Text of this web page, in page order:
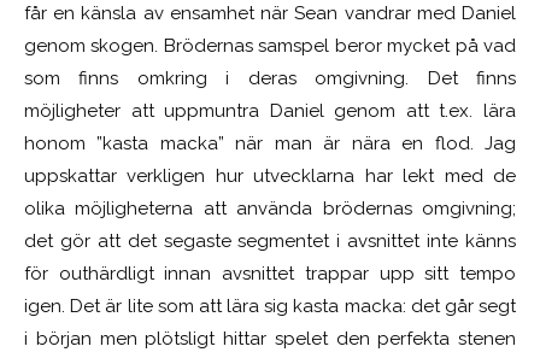
får en känsla av ensamhet när Sean vandrar med Daniel
genom skogen. Brödernas samspel beror mycket på vad
som finns omkring i deras omgivning. Det finns
möjligheter att uppmuntra Daniel genom att t.ex. lära
honom ”kasta macka” när man är nära en flod. Jag
uppskattar verkligen hur utvecklarna har lekt med de
olika möjligheterna att använda brödernas omgivning;
det gör att det segaste segmentet i avsnittet inte känns
för outhärdligt innan avsnittet trappar upp sitt tempo
igen. Det är lite som att lära sig kasta macka: det går segt
i början men plötsligt hittar spelet den perfekta stenen